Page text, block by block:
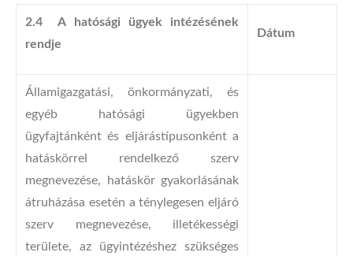
2.4 A hatósági ügyek intézésének
rendje
Dátum
Államigazgatási, önkormányzati, és
egyéb hatósági ügyekben
ügyfajtánként és eljárástípusonként a
hatáskörrel rendelkező szerv
megnevezése, hatáskör gyakorlásának
átruházása esetén a ténylegesen eljáró
szerv megnevezése, illetékességi
területe, az ügyintézéshez szükséges